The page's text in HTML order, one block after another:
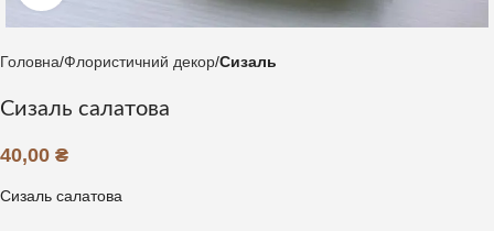
Головна Флористичний декор Сизаль
Сизаль салатова
40,00 ₴
Сизаль салатова